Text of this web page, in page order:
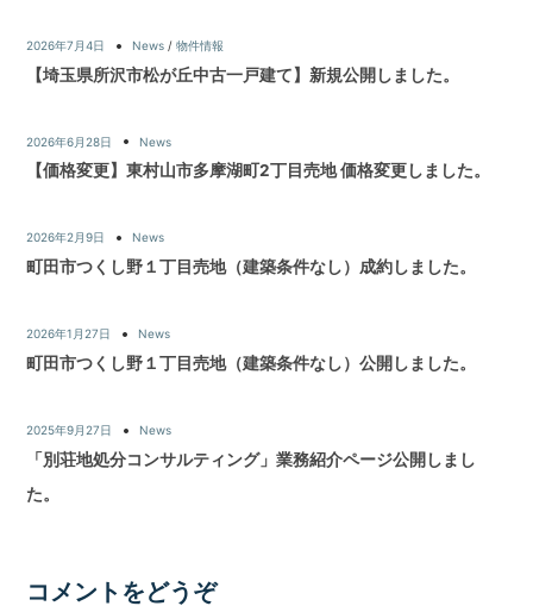
2026年7月4日 News/ 物件情報
【埼玉県所沢市松が丘中古一戸建て】新規公開しました。
2026年6月28日 News
【価格変更】東村山市多摩湖町2丁目売地 価格変更しました。
2026年2月9日 News
町田市つくし野１丁目売地（建築条件なし）成約しました。
2026年1月27日 News
町田市つくし野１丁目売地（建築条件なし）公開しました。
2025年9月27日 News
「別荘地処分コンサルティング」業務紹介ページ公開しまし
た。
コメントをどうぞ